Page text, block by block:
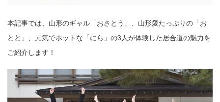
本記事では、山形のギャル「おさとう」、山形愛たっぷりの「お
とと」、元気でホットな「にら」の3人が体験した居合道の魅力を
ご紹介します！